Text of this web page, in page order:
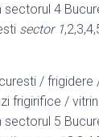
sectorul 4
sector 1
/ frigidere
frigirifice /
sectorul 5